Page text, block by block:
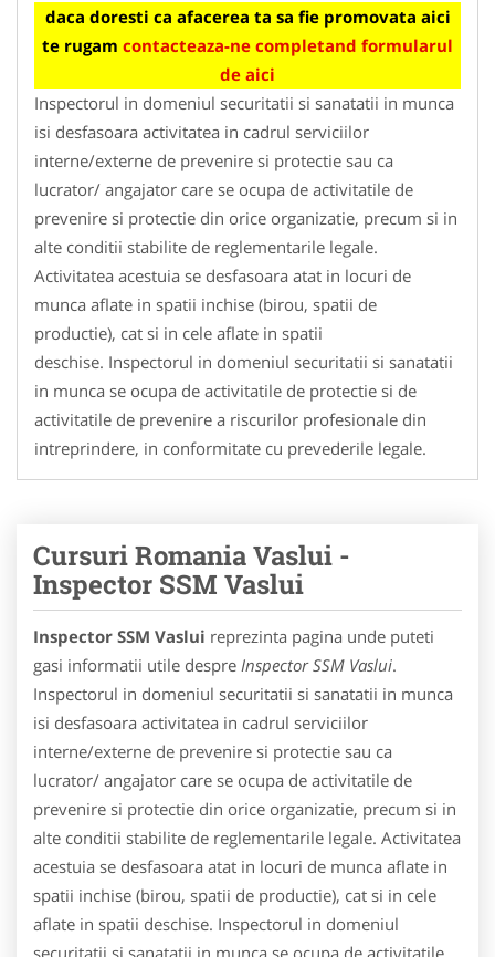
daca doresti ca afacerea ta sa fie promovata aici
te rugam contacteaza-ne completand formularul
de aici
Inspectorul in domeniul securitatii si sanatatii in munca
isi desfasoara activitatea in cadrul serviciilor
interne/externe de prevenire si protectie sau ca
lucrator/ angajator care se ocupa de activitatile de
prevenire si protectie din orice organizatie, precum si in
alte conditii stabilite de reglementarile legale.
Activitatea acestuia se desfasoara atat in locuri de
munca aflate in spatii inchise (birou, spatii de
productie), cat si in cele aflate in spatii
deschise. Inspectorul in domeniul securitatii si sanatatii
in munca se ocupa de activitatile de protectie si de
activitatile de prevenire a riscurilor profesionale din
intreprindere, in conformitate cu prevederile legale.
Cursuri Romania Vaslui -
Inspector SSM Vaslui
Inspector SSM Vaslui reprezinta pagina unde puteti
gasi informatii utile despre Inspector SSM Vaslui.
Inspectorul in domeniul securitatii si sanatatii in munca
isi desfasoara activitatea in cadrul serviciilor
interne/externe de prevenire si protectie sau ca
lucrator/ angajator care se ocupa de activitatile de
prevenire si protectie din orice organizatie, precum si in
alte conditii stabilite de reglementarile legale. Activitatea
acestuia se desfasoara atat in locuri de munca aflate in
spatii inchise (birou, spatii de productie), cat si in cele
aflate in spatii deschise. Inspectorul in domeniul
securitatii si sanatatii in munca se ocupa de activitatile